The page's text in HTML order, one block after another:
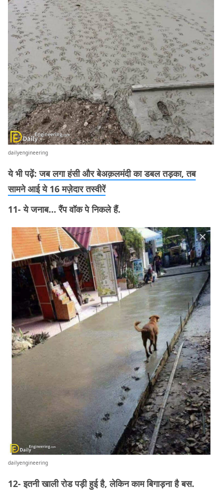
dailyengineering
ये भी पढ़ें:जब लगा हंसी और बेअक़लमंदी का डबल तड़का, तब
सामने आई ये 16 मज़ेदार तस्वीरें
11- ये जनाब… रैंप वॉक पे निकले हैं.
dailyengineering
12- इतनी खाली रोड पड़ी हुई है, लेकिन काम बिगाड़ना है बस.